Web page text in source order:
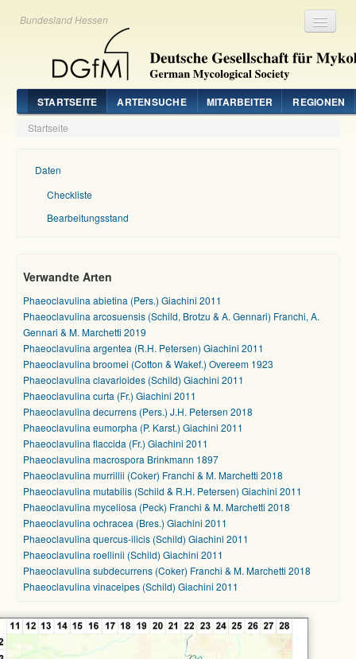
Bundesland Hessen
STARTSEITE ARTENSUCHE MITARBEITER REGIONEN
Startseite
Daten
Checkliste
Bearbeitungsstand
Verwandte Arten
Phaeoclavulina abietina (Pers.) Giachini 2011
Phaeoclavulina arcosuensis (Schild, Brotzu & A. Gennari) Franchi, A.
Gennari & M. Marchetti 2019
Phaeoclavulina argentea (R.H. Petersen) Giachini 2011
Phaeoclavulina broomei (Cotton & Wakef.) Overeem 1923
Phaeoclavulina clavarioides (Schild) Giachini 2011
Phaeoclavulina curta (Fr.) Giachini 2011
Phaeoclavulina decurrens (Pers.) J.H. Petersen 2018
Phaeoclavulina eumorpha (P. Karst.) Giachini 2011
Phaeoclavulina flaccida (Fr.) Giachini 2011
Phaeoclavulina macrospora Brinkmann 1897
Phaeoclavulina murrillii (Coker) Franchi & M. Marchetti 2018
Phaeoclavulina mutabilis (Schild & R.H. Petersen) Giachini 2011
Phaeoclavulina myceliosa (Peck) Franchi & M. Marchetti 2018
Phaeoclavulina ochracea (Bres.) Giachini 2011
Phaeoclavulina quercus-ilicis (Schild) Giachini 2011
Phaeoclavulina roellinii (Schild) Giachini 2011
Phaeoclavulina subdecurrens (Coker) Franchi & M. Marchetti 2018
Phaeoclavulina vinaceipes (Schild) Giachini 2011